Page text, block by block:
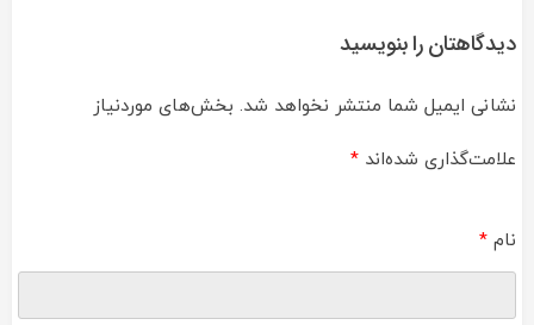
دیدگاهتان را بنویسید
نشانی ایمیل شما منتشر نخواهد شد. بخش‌های موردنیاز
علامت‌گذاری شده‌اند *
نام *